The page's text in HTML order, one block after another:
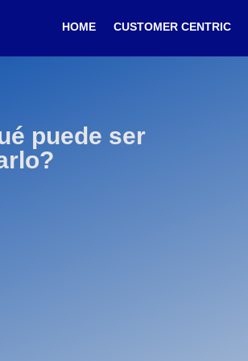
HOME CUSTOMER CENTRIC
puede ser